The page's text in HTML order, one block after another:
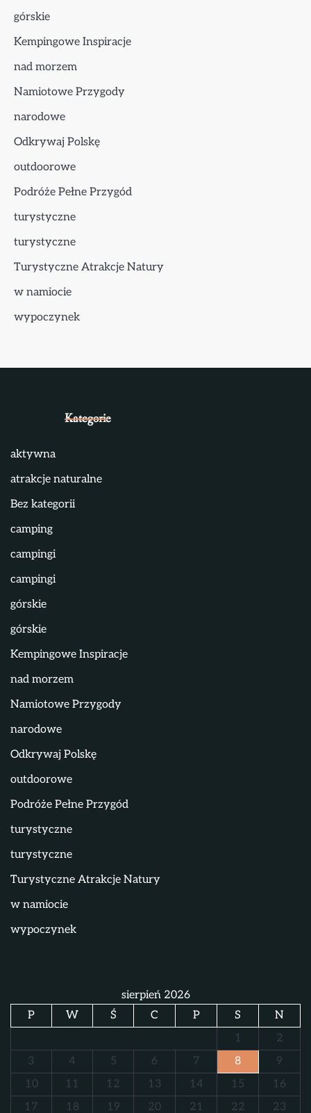
górskie
Kempingowe Inspiracje
nad morzem
Namiotowe Przygody
narodowe
Odkrywaj Polskę
outdoorowe
Podróże Pełne Przygód
turystyczne
turystyczne
Turystyczne Atrakcje Natury
w namiocie
wypoczynek
Kategorie
aktywna
atrakcje naturalne
Bez kategorii
camping
campingi
campingi
górskie
górskie
Kempingowe Inspiracje
nad morzem
Namiotowe Przygody
narodowe
Odkrywaj Polskę
outdoorowe
Podróże Pełne Przygód
turystyczne
turystyczne
Turystyczne Atrakcje Natury
w namiocie
wypoczynek
sierpień 2026
P
W Ś C P S
N
1
2
3
4 5 6 7 8
9
10
11 12 13 14 15
16
17
18 19 20 21 22 23